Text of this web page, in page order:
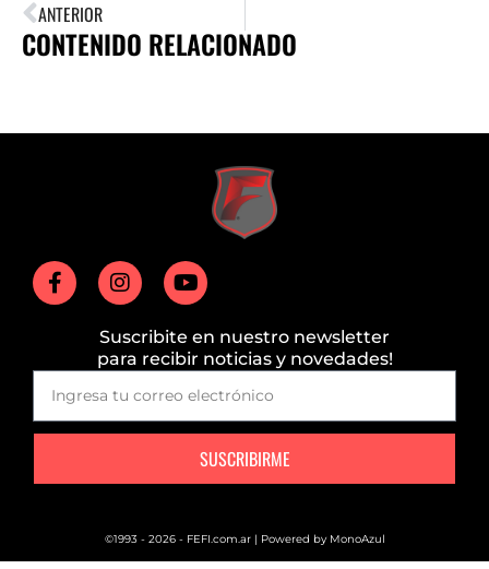
ANTERIOR
CONTENIDO RELACIONADO
Suscribite en nuestro newsletter
para recibir noticias y novedades!
SUSCRIBIRME
©1993 - 2026 - FEFI.com.ar | Powered by MonoAzul